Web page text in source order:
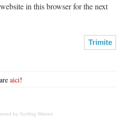
in this browser for the next
aici!
by Surfing Waves